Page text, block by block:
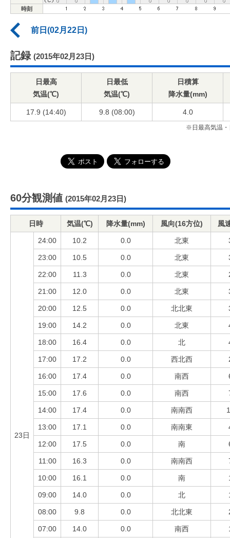
時刻
前日(02月22日)
記録 (2015年02月23日)
日最高
気温(℃)
日最低
気温(℃)
日積算
降水量(mm)
17.9 (14:40) 9.8 (08:00) 4.0
※日最高気温・
60分観測値 (2015年02月23日)
日時 気温(℃) 降水量(mm) 風向(16方位) 風
23日
24:00 10.2 0.0 北東
23:00 10.5 0.0 北東
22:00 11.3 0.0 北東
21:00 12.0 0.0 北東
20:00 12.5 0.0 北北東
19:00 14.2 0.0 北東
18:00 16.4 0.0 北
17:00 17.2 0.0 西北西
16:00 17.4 0.0 南西
15:00 17.6 0.0 南西
14:00 17.4 0.0 南南西
13:00 17.1 0.0 南南東
12:00 17.5 0.0 南
11:00 16.3 0.0 南南西
10:00 16.1 0.0 南
09:00 14.0 0.0 北
08:00 9.8 0.0 北北東
07:00 14.0 0.0 南西